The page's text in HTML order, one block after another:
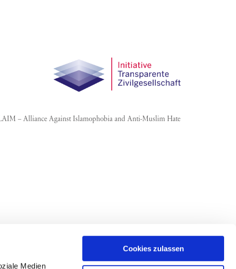
Medien
Cookies zulassen
– Alliance Against Islamo­phobia and Anti-Muslim Hate